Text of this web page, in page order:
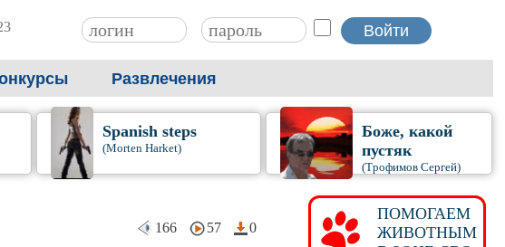
Развлечения
Spanish steps
(Morten Harket)
Боже, какой
пустяк
(Трофимов Сергей)
166 57 0
ПОМОГАЕМ
ЖИВОТНЫМ